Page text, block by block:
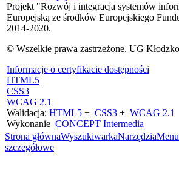
Projekt "Rozwój i integracja systemów
Europejską ze środków Europejskiego
2014-2020.
© Wszelkie prawa zastrzeżone, UG Kłodzko
Informacje o certyfikacie dostępności
HTML5
CSS3
WCAG 2.1
Walidacja: HTML5 + CSS3 + WCAG 2.1
Wykonanie CONCEPT Intermedia
Strona głównaWyszukiwarkaNarzędzia
szczegółowe